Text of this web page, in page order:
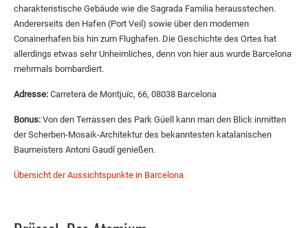
charakteristische Gebäude wie die Sagrada Familia herausstechen.
Andererseits den Hafen (Port Veil) sowie über den modernen
Conainerhafen bis hin zum Flughafen. Die Geschichte des Ortes hat
allerdings etwas sehr Unheimliches, denn von hier aus wurde Barcelona
mehrmals bombardiert.
Adresse: Carretera de Montjuïc, 66, 08038 Barcelona
Bonus: Von den Terrassen des Park Güell kann man den Blick inmitten
der Scherben-Mosaik-Architektur des bekanntesten katalanischen
Baumeisters Antoni Gaudí genießen.
Übersicht der Aussichtspunkte in Barcelona